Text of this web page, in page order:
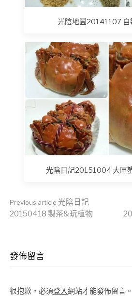
光陰地圖20141107 自
光陰日記20151004 大匣
Continue
Reading
Previous article 光陰日記
20150418 製茶&玩植物
發佈留言
很抱歉，必須登入網站才能發佈留言。